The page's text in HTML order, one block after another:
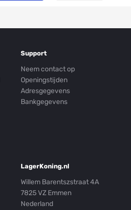
Support
Neem contact op
Openingstijden
Adresgegevens
Bankgegevens
LagerKoning.nl
Willem Barentszstraat 4A
7825 VZ Emmen
Nederland